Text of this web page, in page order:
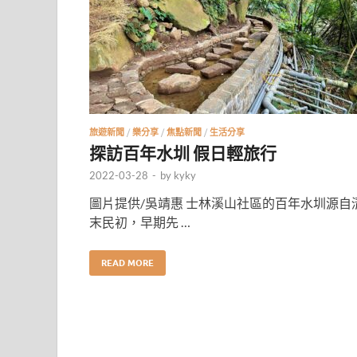
旅遊新聞 / 樂分享 / 焦點新聞 / 生活分享
探訪百年水圳 假日輕旅行
2022-03-28 - by kyky
圖片提供/吳靖惠 士林溪山社區的百年水圳源自
末民初，早期先 …
READ MORE